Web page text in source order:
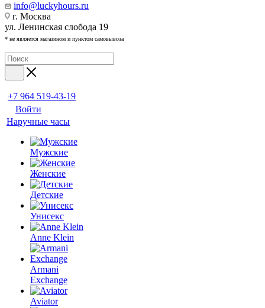
info@luckyhours.ru
г. Москва
ул. Ленинская слобода 19
* не является магазином и пунктом самовывоза
+7 964 519-43-19
Войти
Наручные часы
Мужские
Женские
Детские
Унисекс
Anne Klein
Armani
Exchange
Aviator